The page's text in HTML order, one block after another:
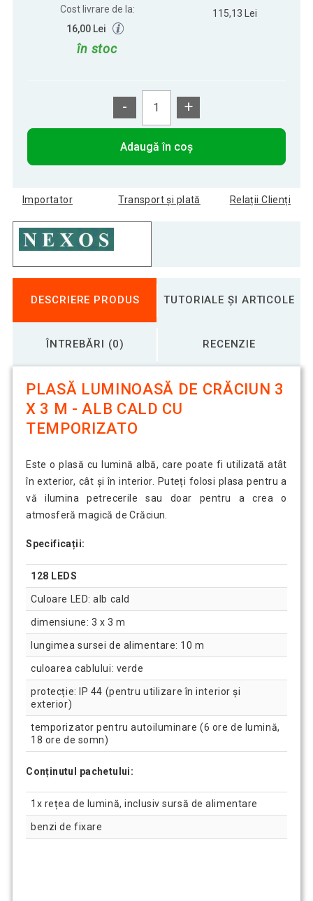
Cost livrare de la:
16,00 Lei
în stoc
115,13 Lei
- +
Adaugă în coș
Importator Transport și plată Relații Clienți
DESCRIERE PRODUS TUTORIALE ȘI ARTICOLE
ÎNTREBĂRI (0) RECENZIE
PLASĂ LUMINOASĂ DE CRĂCIUN 3
X 3 M - ALB CALD CU
TEMPORIZATO
Este o plasă cu lumină albă, care poate fi utilizată atât
în exterior, cât și în interior. Puteți folosi plasa pentru a
vă ilumina petrecerile sau doar pentru a crea o
atmosferă magică de Crăciun.
Specificații:
128 LEDS
Culoare LED: alb cald
dimensiune: 3 x 3 m
lungimea sursei de alimentare: 10 m
culoarea cablului: verde
protecție: IP 44 (pentru utilizare în interior și
exterior)
temporizator pentru autoiluminare (6 ore de lumină,
18 ore de somn)
Conținutul pachetului:
1x rețea de lumină, inclusiv sursă de alimentare
benzi de fixare